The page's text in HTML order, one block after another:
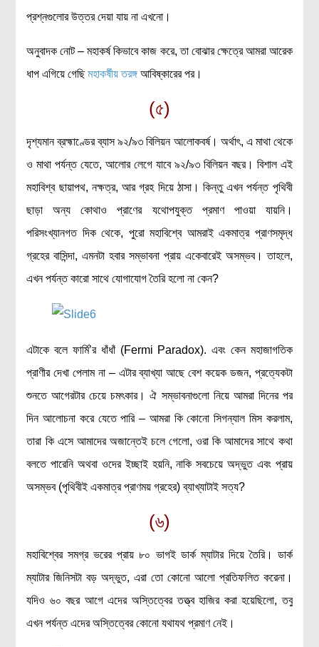
প্রশ্নগুলোর উত্তর দেয়া যায় না এখনো।
অনুবাদক নোট – মহাকর্ষ কিভাবে কাজ করে, তা বোঝার ক্ষেত্রে আমরা আরেক
ধাপ এগিয়ে গেছিমহাকর্ষীয় তরঙ্গ আবিষ্কারের পর।
(৫)
দৃশ্যমান ব্রহ্মাণ্ডের ব্যাস ৯২/৯৩ বিলিয়ন আলোকবর্ষ। অর্থাৎ, এ মাথা থেকে
ও মাথা পর্যন্ত যেতে, আলোর লেগে যাবে ৯২/৯৩ বিলিয়ন বছর। বিশাল এই
মহাবিশ্ব ছায়াপথ, নক্ষত্র, আর গ্রহ দিয়ে ঠাসা। কিন্তু এখন পর্যন্ত পৃথিবী
ছাড়া অন্য কোথাও প্রাণের যথোপযুক্ত প্রমাণ পাওয়া যায়নি।
পরিসংখ্যানগত দিক থেকে, পুরো মহাবিশ্বে আমরাই একমাত্র প্রাণসমৃদ্ধ
গ্রহের বাসিন্দা, এমনটা হবার সম্ভাবনা প্রায় একেবারেই অসম্ভব। তাহলে,
এখন পর্যন্ত কারো সাথে যোগাযোগ তৈরি হলো না কেন?
এটাকে বলে ফার্মি’র ধাঁধাঁ (Fermi Paradox). এবং কেন মহাজাগতিক
প্রাণীর দেখা পেলাম না – এটার ব্যাখ্যা আছে বেশ কয়েক ডজন, প্রত্যেকটা
শুনতে আগেরটার চেয়ে চমৎকার। ঐ সম্ভাবনাগুলো নিয়ে আমরা দিনের পর
দিন আলোচনা করে যেতে পারি – আমরা কি কোনো সিগন্যাল মিস করলাম,
তারা কি এসে আমাদের অজান্তেই চলে গেলো, ওরা কি আমাদের সাথে কথা
বলতে পারেনি অথবা ওদের ইচ্ছাই হয়নি, নাকি সবচেয়ে অদ্ভুত এবং প্রায়
অসম্ভব (পৃথিবীই একমাত্র প্রাণময় গ্রহের) ব্যাখ্যাটাই সত্য?
(৬)
মহাবিশ্বের সমগ্র ভরের প্রায় ৮০ ভাগই ডার্ক ম্যাটার দিয়ে তৈরি। ডার্ক
ম্যাটার জিনিসটা বড় অদ্ভুত, এরা তো কোনো আলো প্রতিফলিত করেনা।
যদিও ৬০ বছর আগে এদের অস্তিত্বের তত্ত্ব হাজির করা হয়েছিলো, তবু
এখন পর্যন্ত এদের অস্তিত্বের কোনো যথাযথ প্রমাণ নেই।